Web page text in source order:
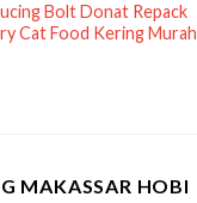
Bolt Donat Repack
Cat Food Kering Murah
MAKASSAR HOBI